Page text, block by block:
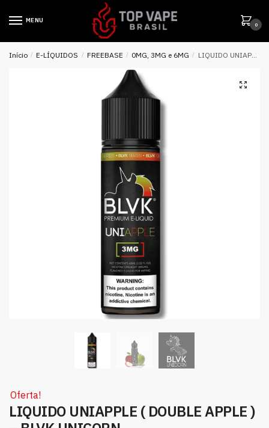
MENU
0
Início / E-LÍQUIDOS / FREEBASE / 0MG, 3MG e 6MG / LIQUIDO UNIAPPLE ( DOUBLE APPLE ) – BLVK UNICORN
Oferta!
LIQUIDO UNIAPPLE ( DOUBLE APPLE )